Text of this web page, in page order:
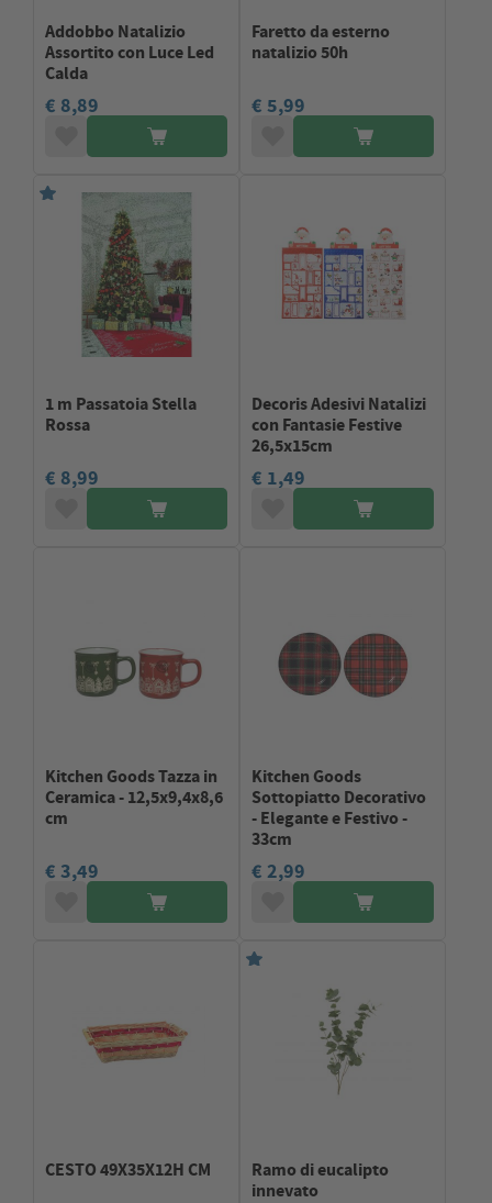
Addobbo Natalizio
Assortito con Luce Led
Calda
€ 8,89
Faretto da esterno
natalizio 50h
€ 5,99
1 m Passatoia Stella
Rossa
€ 8,99
Decoris Adesivi Natalizi
con Fantasie Festive
26,5x15cm
€ 1,49
Kitchen Goods Tazza in
Ceramica - 12,5x9,4x8,6
cm
€ 3,49
Kitchen Goods
Sottopiatto Decorativo
- Elegante e Festivo -
33cm
€ 2,99
CESTO 49X35X12H CM
Ramo di eucalipto
innevato